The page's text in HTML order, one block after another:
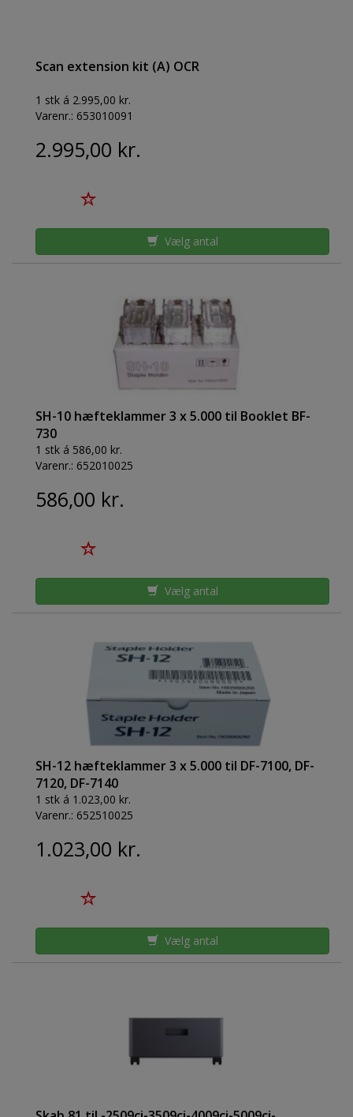
Scan extension kit (A) OCR
1 stk á 2.995,00 kr.
Varenr.: 653010091
2.995,00 kr.
Vælg antal
SH-10 hæfteklammer 3 x 5.000 til Booklet BF-
730
1 stk á 586,00 kr.
Varenr.: 652010025
586,00 kr.
Vælg antal
SH-12 hæfteklammer 3 x 5.000 til DF-7100, DF-
7120, DF-7140
1 stk á 1.023,00 kr.
Varenr.: 652510025
1.023,00 kr.
Vælg antal